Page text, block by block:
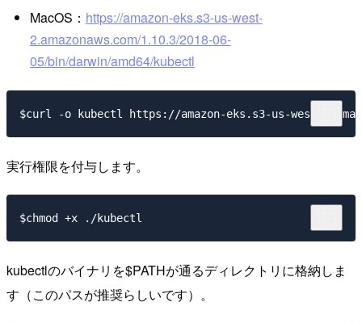
MacOS： https://amazon-eks.s3-us-west-
2.amazonaws.com/1.10.3/2018-06-
05/bin/darwin/amd64/kubectl
実行権限を付与します。
kubectlのバイナリを$PATHが通るディレクトリに格納しま
す（このパスが推奨らしいです）。